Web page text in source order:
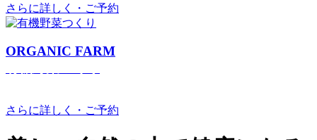
さらに詳しく・ご予約
ORGANIC FARM
さらに詳しく・ご予約